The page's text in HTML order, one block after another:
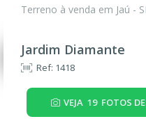
Terreno à venda em Jaú -
Jardim Diamante
Ref: 1418
VEJA 19 FOTOS